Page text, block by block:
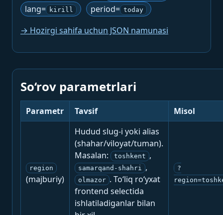
lang= kirill period= today
→ Hozirgi sahifa uchun JSON namunasi
So‘rov parametrlari
Parametr Tavsif Misol
region
(majburiy)
Hudud slug-i yoki alias
(shahar/viloyat/tuman).
Masalan:
toshkent ,
samarqand-shahri ,
olmazor . To‘liq ro‘yxat
frontend selectida
ishlatiladiganlar bilan
?